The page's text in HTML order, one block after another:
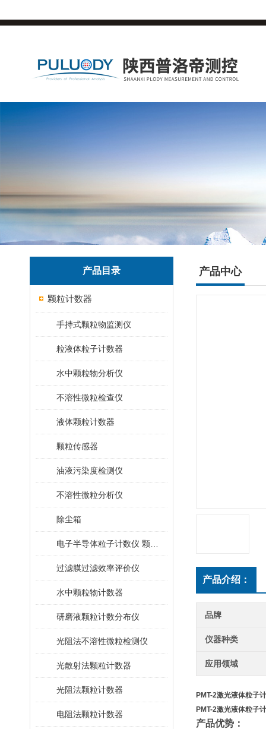
产品目录
颗粒计数器
手持式颗粒物监测仪
粒液体粒子计数器
水中颗粒物分析仪
不溶性微粒检查仪
液体颗粒计数器
颗粒传感器
油液污染度检测仪
不溶性微粒分析仪
除尘箱
过滤膜过滤效率评价仪
水中颗粒物计数器
研磨液颗粒计数分布仪
光阻法不溶性微粒检测仪
光散射法颗粒计数器
光阻法颗粒计数器
电阻法颗粒计数器
产品中心
产品介绍：
品牌
仪器种类
应用领域
PMT-2激光液体粒子
PMT-2激光液体粒子
产品优势：